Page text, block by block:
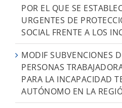
POR EL QUE SE
URGENTES DE
SOCIAL FRENTE A LOS
MODIF SUBVENCIONES
PERSONAS
PARA LA INCAPACIDAD
AUTÓNOMO EN LA